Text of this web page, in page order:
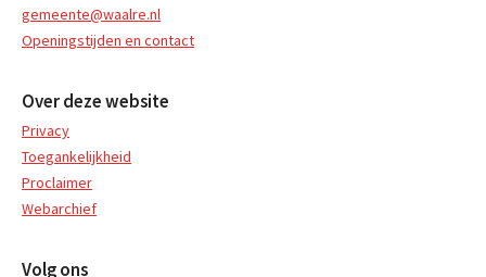
gemeente@waalre.nl
Openingstijden en contact
Over deze website
Privacy
Toegankelijkheid
Proclaimer
Webarchief
Volg ons